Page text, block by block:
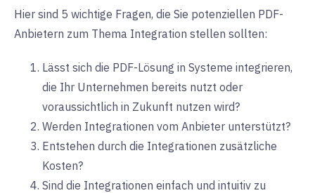
Hier sind 5 wichtige Fragen, die Sie potenziellen PDF-
Anbietern zum Thema Integration stellen sollten:
Lässt sich die PDF-Lösung in Systeme integrieren,
die Ihr Unternehmen bereits nutzt oder
voraussichtlich in Zukunft nutzen wird?
Werden Integrationen vom Anbieter unterstützt?
Entstehen durch die Integrationen zusätzliche
Kosten?
Sind die Integrationen einfach und intuitiv zu